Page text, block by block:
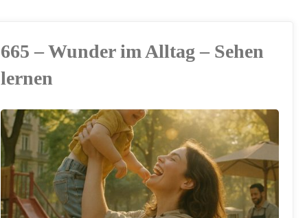
665 – Wunder im Alltag – Sehen
lernen
CHATGPT